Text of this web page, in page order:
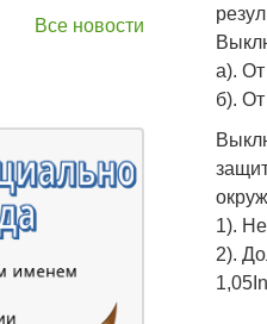
Все новости
а).
б).
1).
2).